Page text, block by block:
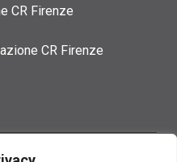
CR Firenze
CR Firenze